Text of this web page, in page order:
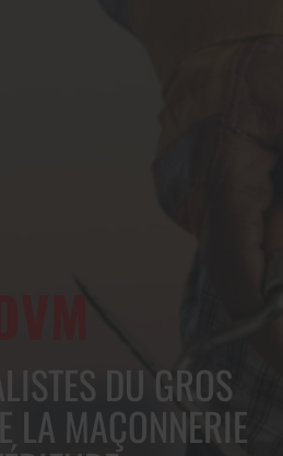
DVM
DU GROS
LA MAÇONNERIE